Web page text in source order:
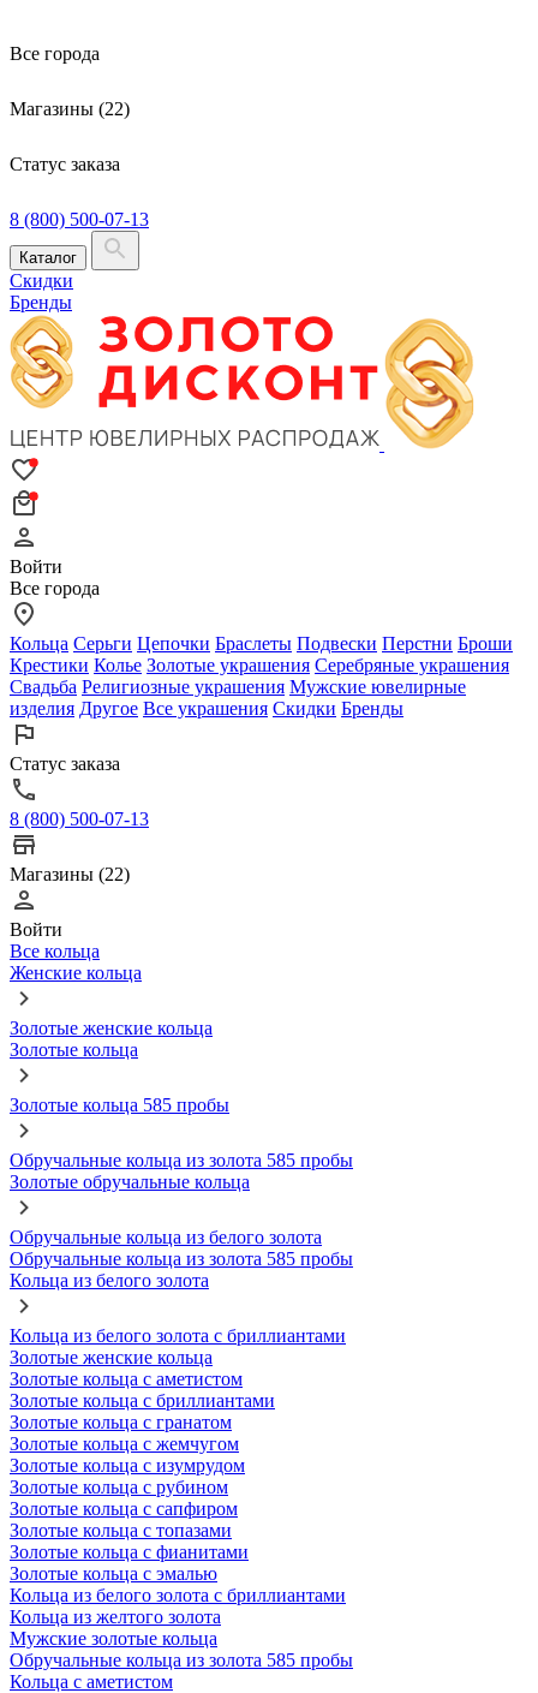
Все города
Магазины (22)
Статус заказа
8 (800) 500-07-13
Каталог
Скидки
Бренды
Войти
Все города
Кольца Серьги Цепочки Браслеты Подвески Перстни Броши
Крестики Колье Золотые украшения Серебряные украшения
Свадьба Религиозные украшения Мужские ювелирные
изделия Другое Все украшения Скидки Бренды
Статус заказа
8 (800) 500-07-13
Магазины (22)
Войти
Все кольца
Женские кольца
Золотые женские кольца
Золотые кольца
Золотые кольца 585 пробы
Обручальные кольца из золота 585 пробы
Золотые обручальные кольца
Обручальные кольца из белого золота
Обручальные кольца из золота 585 пробы
Кольца из белого золота
Кольца из белого золота с бриллиантами
Золотые женские кольца
Золотые кольца с аметистом
Золотые кольца с бриллиантами
Золотые кольца с гранатом
Золотые кольца с жемчугом
Золотые кольца с изумрудом
Золотые кольца с рубином
Золотые кольца с сапфиром
Золотые кольца с топазами
Золотые кольца с фианитами
Золотые кольца с эмалью
Кольца из белого золота с бриллиантами
Кольца из желтого золота
Мужские золотые кольца
Обручальные кольца из золота 585 пробы
Кольца с аметистом